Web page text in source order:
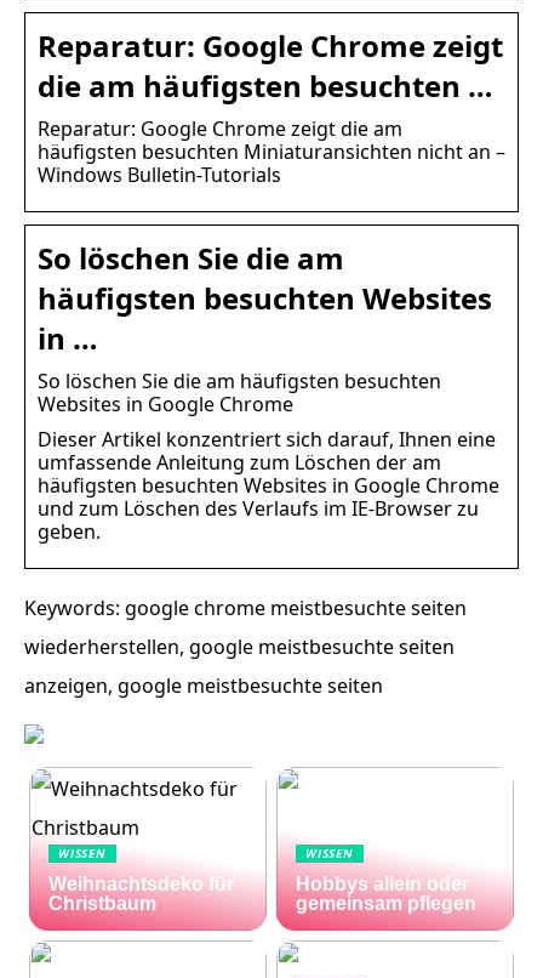
Reparatur: Google Chrome zeigt
die am häufigsten besuchten …
Reparatur: Google Chrome zeigt die am
häufigsten besuchten Miniaturansichten nicht an –
Windows Bulletin-Tutorials
So löschen Sie die am
häufigsten besuchten Websites
in …
So löschen Sie die am häufigsten besuchten
Websites in Google Chrome
Dieser Artikel konzentriert sich darauf, Ihnen eine
umfassende Anleitung zum Löschen der am
häufigsten besuchten Websites in Google Chrome
und zum Löschen des Verlaufs im IE-Browser zu
geben.
Keywords: google chrome meistbesuchte seiten
wiederherstellen, google meistbesuchte seiten
anzeigen, google meistbesuchte seiten
WISSEN
Weihnachtsdeko für
Christbaum
WISSEN
Hobbys allein oder
gemeinsam pflegen